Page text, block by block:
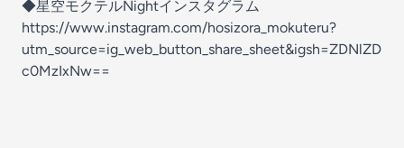
◆星空モクテルNightインスタグラム
https://www.instagram.com/hosizora_mokuteru?
utm_source=ig_web_button_share_sheet&igsh=ZDNlZD
c0MzIxNw==